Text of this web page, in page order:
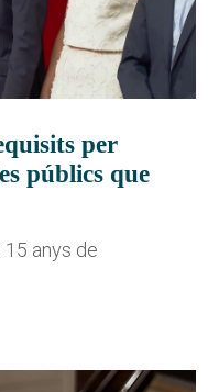
per
públics que
anys de